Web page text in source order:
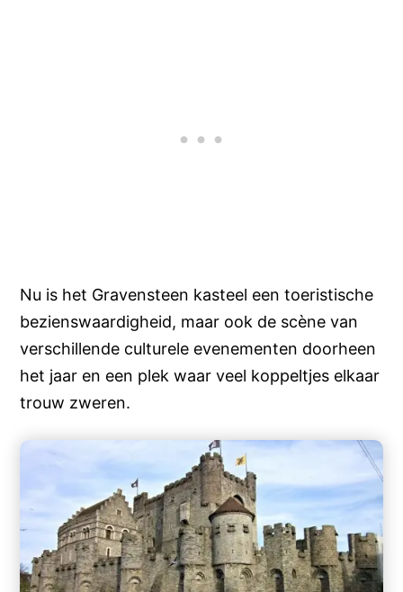
Nu is het Gravensteen kasteel een toeristische
bezienswaardigheid, maar ook de scène van
verschillende culturele evenementen doorheen
het jaar en een plek waar veel koppeltjes elkaar
trouw zweren.